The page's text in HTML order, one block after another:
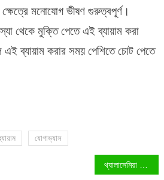
মনোযোগ ভীষণ গুরুত্বপূর্ণ।
থেকে মুক্তি পেতে এই ব্যায়াম করা
ব্যায়াম করার সময় পেশিতে চোট পেতে
যোগাভ্যাস